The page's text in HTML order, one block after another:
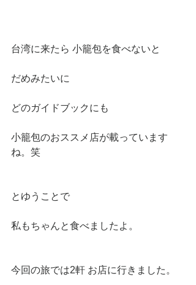
台湾に来たら 小籠包を食べないと
だめみたいに
どのガイドブックにも
小籠包のおススメ店が載っています
ね。笑
とゆうことで
私もちゃんと食べましたよ。
今回の旅では2軒 お店に行きました。